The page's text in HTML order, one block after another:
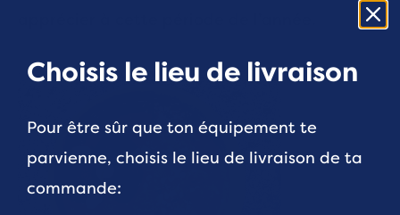
Choisis le lieu de livraison
Pour être sûr que ton équipement te
parvienne, choisis le lieu de livraison de ta
commande: